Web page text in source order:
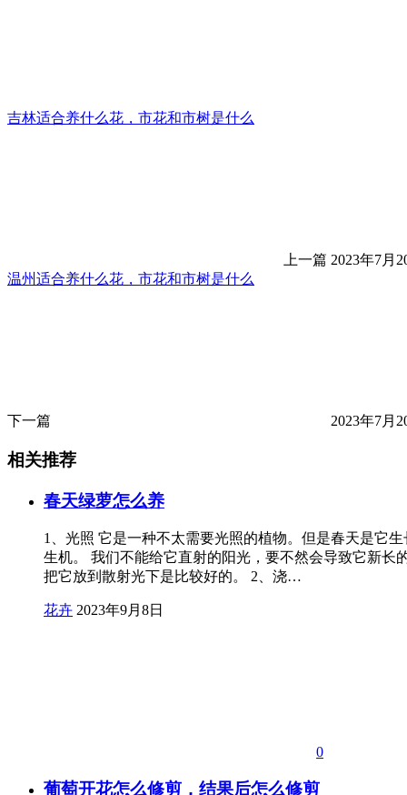
吉林适合养什么花，市花和市树是什么
上一篇 2023年7月
温州适合养什么花，市花和市树是什么
下一篇 2023年7月
相关推荐
春天绿萝怎么养
1、光照 它是一种不太需要光照的植物。但是春天是它
生机。 我们不能给它直射的阳光，要不然会导致它新
把它放到散射光下是比较好的。 2、浇…
花卉 2023年9月8日
0
葡萄开花怎么修剪，结果后怎么修剪